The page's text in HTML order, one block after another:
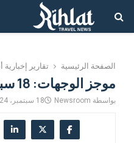
الصفحة الرئيسية تقارير إخبارية
موجز الوجهات: 18 سبتمبر
بواسطة Newsroom 18 سبتمبر، 2024